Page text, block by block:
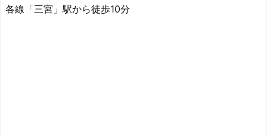
各線「三宮」駅から徒歩10分